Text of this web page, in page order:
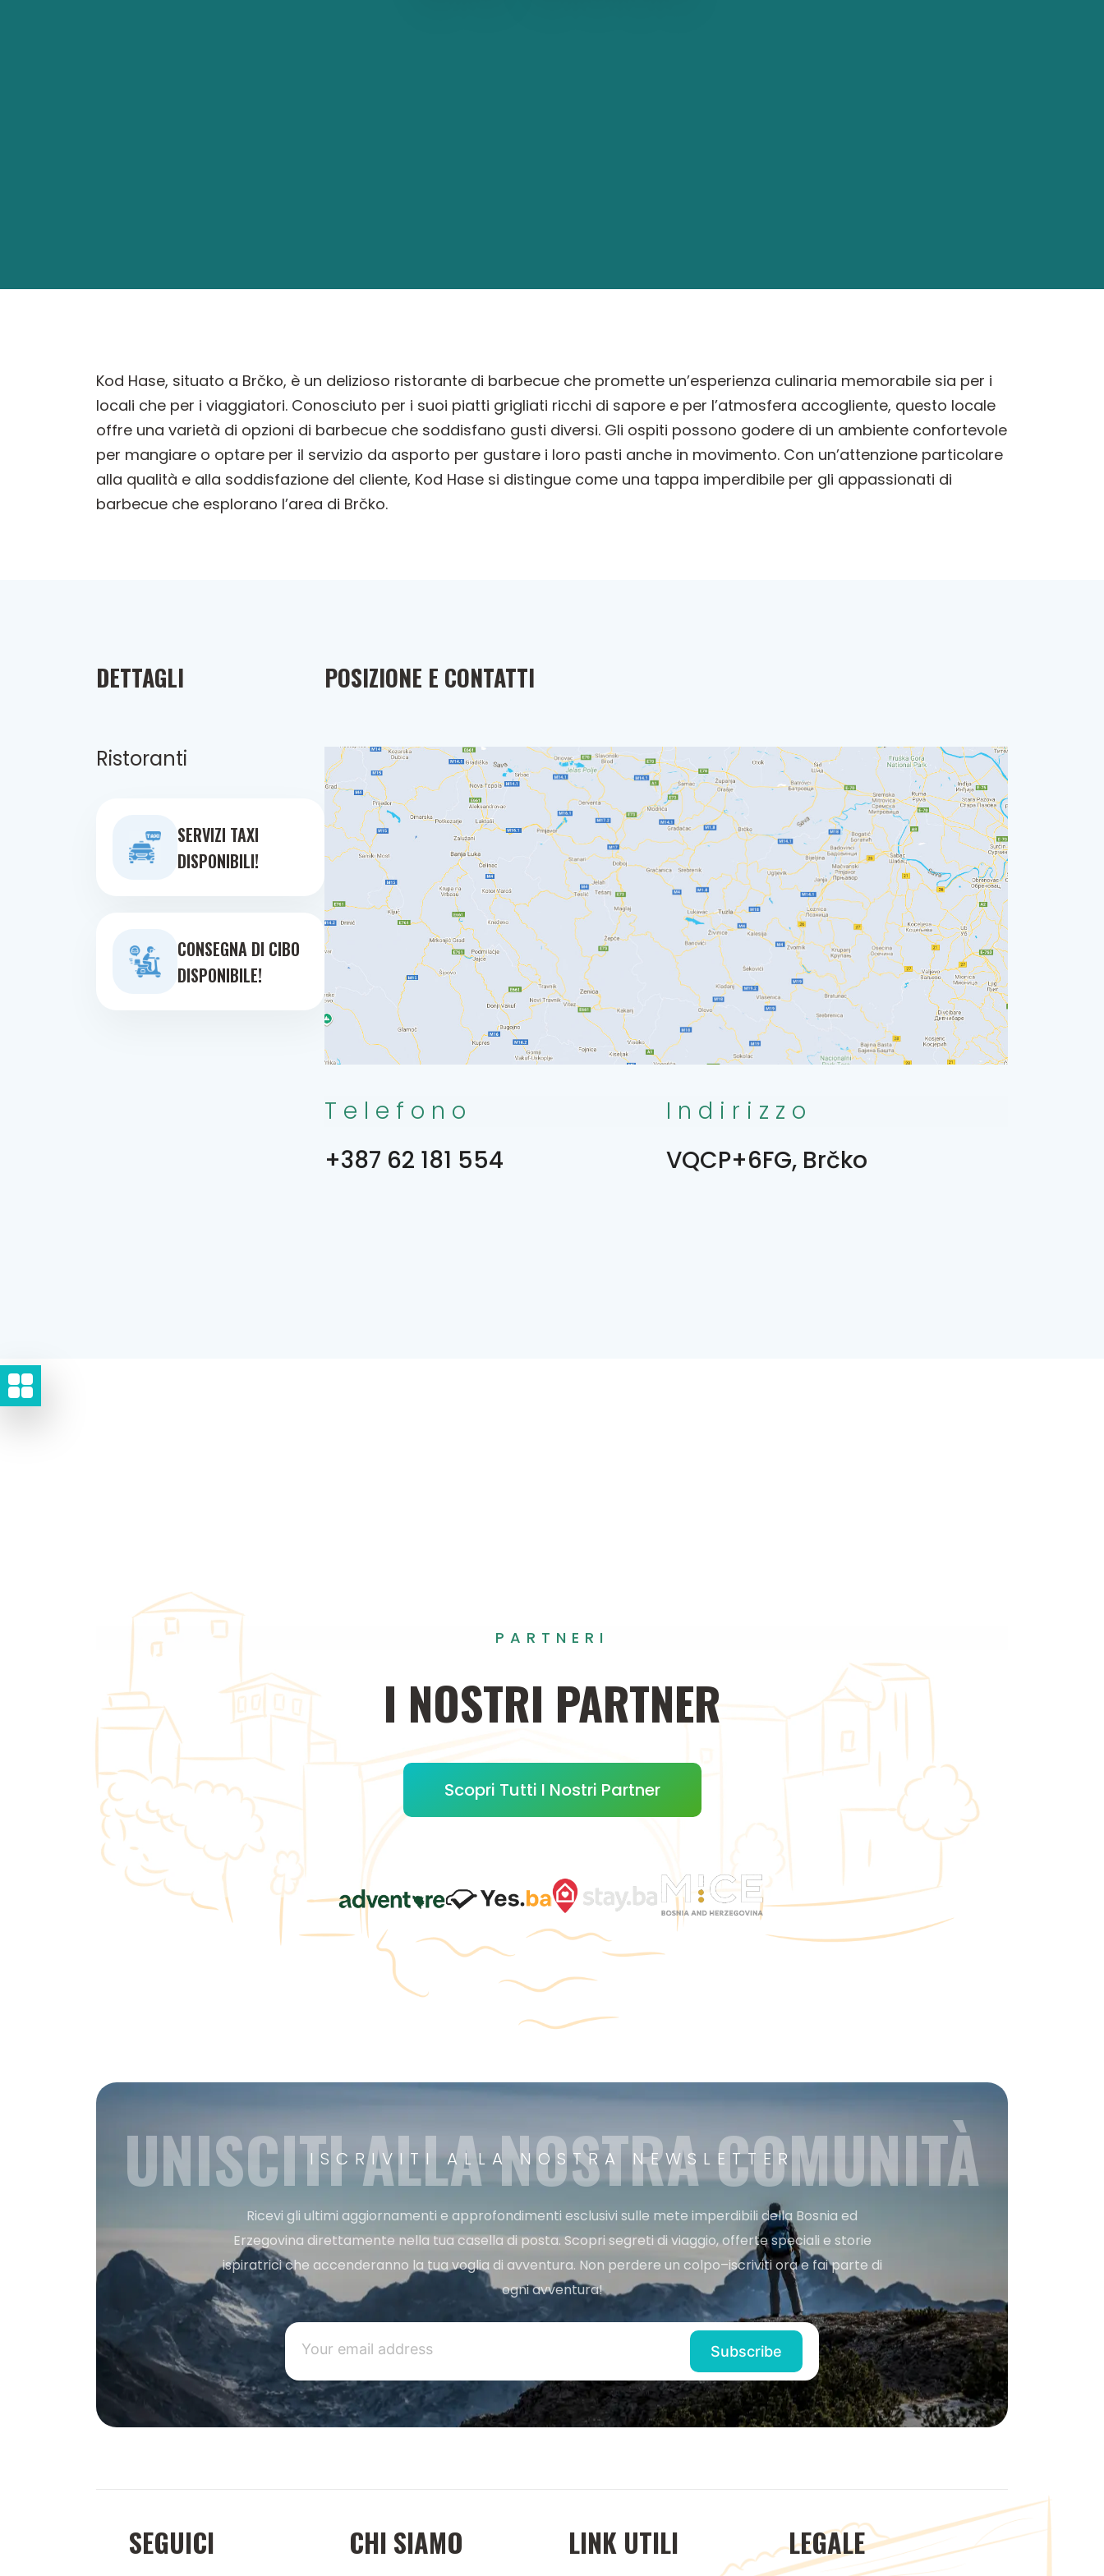
Kod Hase, situato a Brčko, è un delizioso ristorante di barbecue che promette un’esperienza culinaria memorabile sia per i
locali che per i viaggiatori. Conosciuto per i suoi piatti grigliati ricchi di sapore e per l’atmosfera accogliente, questo locale
offre una varietà di opzioni di barbecue che soddisfano gusti diversi. Gli ospiti possono godere di un ambiente confortevole
per mangiare o optare per il servizio da asporto per gustare i loro pasti anche in movimento. Con un’attenzione particolare
alla qualità e alla soddisfazione del cliente, Kod Hase si distingue come una tappa imperdibile per gli appassionati di
barbecue che esplorano l’area di Brčko.
DETTAGLI
Ristoranti
SERVIZI TAXI
DISPONIBILI!
CONSEGNA DI CIBO
DISPONIBILE!
POSIZIONE E CONTATTI
Telefono
+387 62 181 554
Indirizzo
VQCP+6FG, Brčko
PARTNERI
I NOSTRI PARTNER
Scopri Tutti I Nostri Partner
ISCRIVITI ALLA NOSTRA NEWSLETTER
UNISCITI ALLA NOSTRA COMUNITÀ
Ricevi gli ultimi aggiornamenti e approfondimenti esclusivi sulle mete imperdibili della Bosnia ed
Erzegovina direttamente nella tua casella di posta. Scopri segreti di viaggio, offerte speciali e storie
ispiratrici che accenderanno la tua voglia di avventura. Non perdere un colpo–iscriviti ora e fai parte di
ogni avventura!
SEGUICI CHI SIAMO LINK UTILI LEGALE